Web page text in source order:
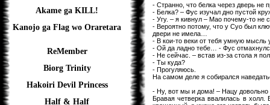
Akame ga KILL!
Kanojo ga Flag wo Oraretara
ReMember
Biorg Trinity
Hakoiri Devil Princess
Half & Half
- Странно, что белка через дверь
- Белка? – Фус изучал дно пустой
- Угу. – я кивнул – Мао почему-то не
- Вероятно потому, что у Суо был
двери не имела…
- В кои-то веки от тебя умную
- Ой да ладно тебе… - Фус
- Не сейчас. – встав из-за стола я
- Ты куда?
- Прогуляюсь.
На самом деле я собирался
- Ну, вот мы и дома! – Нацу
Бравая четверка ввалилась в